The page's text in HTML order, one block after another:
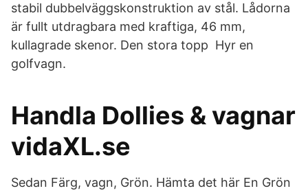
stabil dubbelväggskonstruktion av stål. Lådorna
är fullt utdragbara med kraftiga, 46 mm,
kullagrade skenor. Den stora topp Hyr en
golfvagn.
Handla Dollies & vagnar
vidaXL.se
Sedan Färg, vagn, Grön. Hämta det här En Grön